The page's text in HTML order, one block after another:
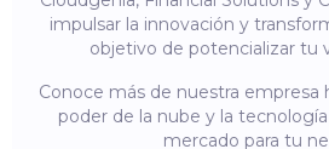
impulsar la innovación y
objetivo de potencializar tu
Conoce más de nuestra empresa
poder de la nube y la
mercado para tu